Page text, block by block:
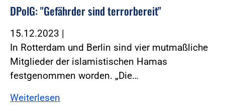
DPolG: "Gefährder sind terrorbereit"
15.12.2023 |
In Rotterdam und Berlin sind vier mutmaßliche
Mitglieder der islamistischen Hamas
festgenommen worden. „Die…
Weiterlesen